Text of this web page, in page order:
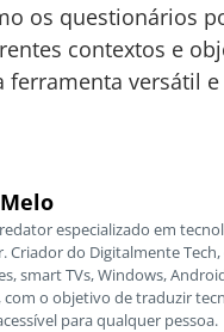
os questionários
contextos e
versátil e
especializado em
Criador do Digitalmente Tech,
smart TVs, Windows,
com o objetivo de traduzir
para qualquer pessoa.